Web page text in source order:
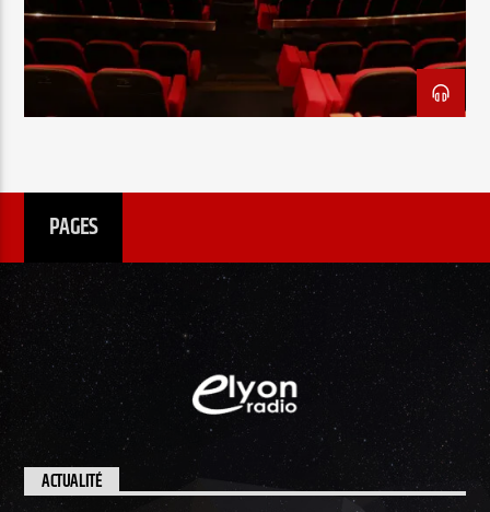
TITRE
ARTISTE
Radio Elyon
Elyon Rhema
Elyon Hits
PAGES
ACTUALITÉ